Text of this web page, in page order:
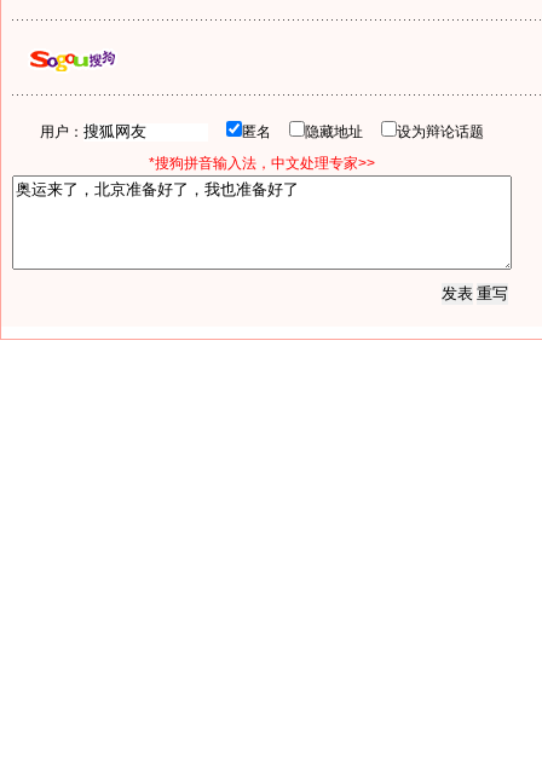
用户： 匿名 隐藏地址
设为辩论话题
*搜狗拼音输入法，中文处理专家>>